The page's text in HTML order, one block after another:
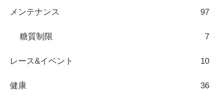
メンテナンス 97
糖質制限 7
レース&イベント 10
健康 36